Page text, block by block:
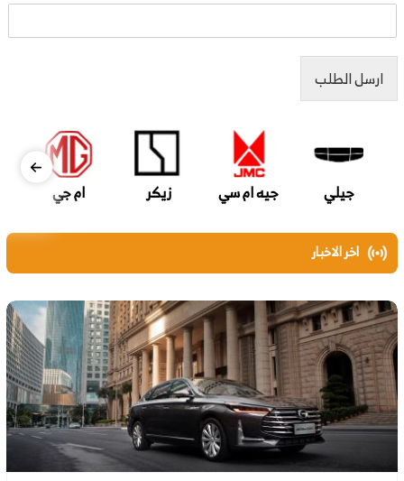
ارسل الطلب
جيلي جيه ام سي زيكر ام جي
اخر الاخبار